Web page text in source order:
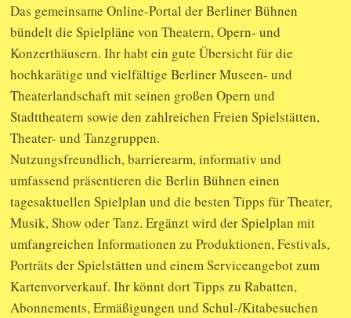
Das gemeinsame Online-Portal der Berliner Bühnen
bündelt die Spielpläne von Theatern, Opern- und
Konzerthäusern. Ihr habt ein gute Übersicht für die
hochkarätige und vielfältige Berliner Museen- und
Theaterlandschaft mit seinen großen Opern und
Stadttheatern sowie den zahlreichen Freien Spielstätten,
Theater- und Tanzgruppen.
Nutzungsfreundlich, barrierearm, informativ und
umfassend präsentieren die Berlin Bühnen einen
tagesaktuellen Spielplan und die besten Tipps für Theater,
Musik, Show oder Tanz. Ergänzt wird der Spielplan mit
umfangreichen Informationen zu Produktionen, Festivals,
Porträts der Spielstätten und einem Serviceangebot zum
Kartenvorverkauf. Ihr könnt dort Tipps zu Rabatten,
Abonnements, Ermäßigungen und Schul-/Kitabesuchen